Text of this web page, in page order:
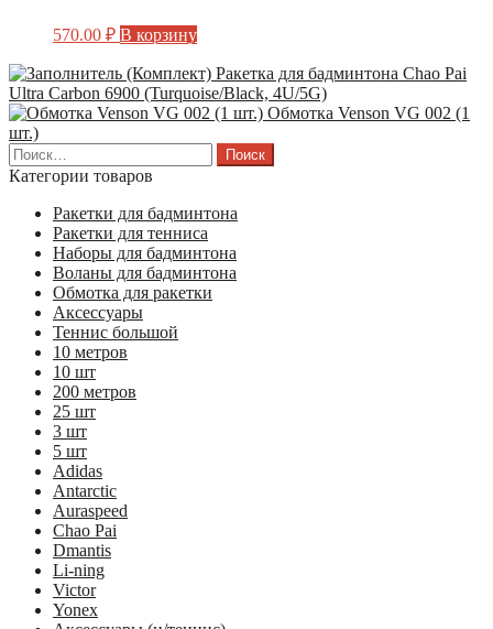
570.00 ₽ В корзину
(Комплект) Ракетка для бадминтона Chao Pai
Ultra Carbon 6900 (Turquoise/Black, 4U/5G)
Обмотка Venson VG 002 (1
шт.)
Найти:
Категории товаров
Ракетки для бадминтона
Ракетки для тенниса
Наборы для бадминтона
Воланы для бадминтона
Обмотка для ракетки
Аксессуары
Теннис большой
10 метров
10 шт
200 метров
25 шт
3 шт
5 шт
Adidas
Antarctic
Auraspeed
Chao Pai
Dmantis
Li-ning
Victor
Yonex